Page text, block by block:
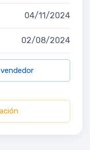
04/11/2024
02/08/2024